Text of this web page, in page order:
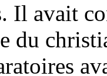
Il avait
du